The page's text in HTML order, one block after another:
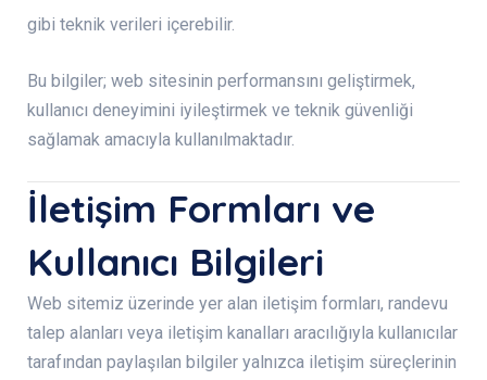
gibi teknik verileri içerebilir.
Bu bilgiler; web sitesinin performansını geliştirmek,
kullanıcı deneyimini iyileştirmek ve teknik güvenliği
sağlamak amacıyla kullanılmaktadır.
İletişim Formları ve
Kullanıcı Bilgileri
Web sitemiz üzerinde yer alan iletişim formları, randevu
talep alanları veya iletişim kanalları aracılığıyla kullanıcılar
tarafından paylaşılan bilgiler yalnızca iletişim süreçlerinin